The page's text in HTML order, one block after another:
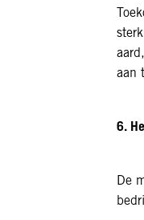
aan
6.
De